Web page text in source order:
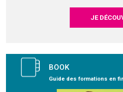
JE
BOOK
Guide des formations en